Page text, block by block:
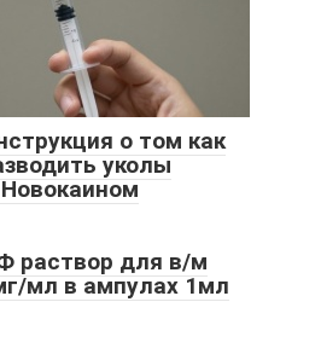
о том как
уколы
раствор для в/м
мл в ампулах 1мл